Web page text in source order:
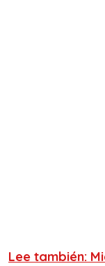
Lee también: